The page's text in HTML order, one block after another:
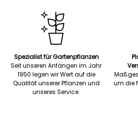
Spezialist für Gartenpflanzen
Seit unseren Anfängen im Jahr
1950 legen wir Wert auf die
Qualität unserer Pflanzen und
unseres Service.
um die